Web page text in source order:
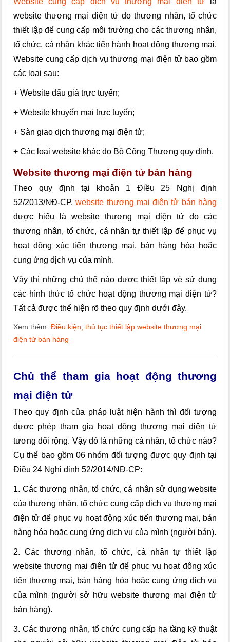
website thương mại điện tử do thương nhân, tổ chức
thiết lập để cung cấp môi trường cho các thương nhân,
tổ chức, cá nhân khác tiến hành hoạt động thương mại.
Website cung cấp dịch vụ thương mại điện tử bao gồm
các loại sau:
+ Website đấu giá trực tuyến;
+ Website khuyến mại trực tuyến;
+ Sàn giao dịch thương mại điện tử;
+ Các loại website khác do Bộ Công Thương quy định.
Website thương mại điện tử bán hàng
Theo quy định tại khoản 1 Điều 25 Nghị định
52/2013/NĐ-CP,website thương mại điện tử bán hàng
được hiểu là website thương mại điện tử do các
thương nhân, tổ chức, cá nhân tự thiết lập để phục vụ
hoạt động xúc tiến thương mại, bán hàng hóa hoặc
cung ứng dịch vụ của mình.
Vậy thì những chủ thể nào được thiết lập vè sử dụng
các hình thức tổ chức hoạt động thương mại điện tử?
Tất cả được thể hiện rõ theo quy định dưới đây.
Xem thêm: Điều kiện, thủ tục thiết lập website thương mại
điện tử bán hàng
Chủ thể tham gia hoạt động thương
mại điện tử
Theo quy định của pháp luật hiện hành thì đối tượng
được phép tham gia hoạt động thương mại điện tử
tương đối rộng. Vậy đó là những cá nhân, tổ chức nào?
Cụ thể bao gồm 06 nhóm đối tượng được quy định tại
Điều 24 Nghị định 52/2014/NĐ-CP:
1. Các thương nhân, tổ chức, cá nhân sử dụng website
của thương nhân, tổ chức cung cấp dịch vụ thương mại
điện tử để phục vụ hoạt động xúc tiến thương mại, bán
hàng hóa hoặc cung ứng dịch vụ của mình (người bán).
2. Các thương nhân, tổ chức, cá nhân tự thiết lập
website thương mại điện tử để phục vụ hoạt động xúc
tiến thương mại, bán hàng hóa hoặc cung ứng dịch vụ
của mình (người sở hữu website thương mại điện tử
bán hàng).
3. Các thương nhân, tổ chức cung cấp hạ tầng kỹ thuật